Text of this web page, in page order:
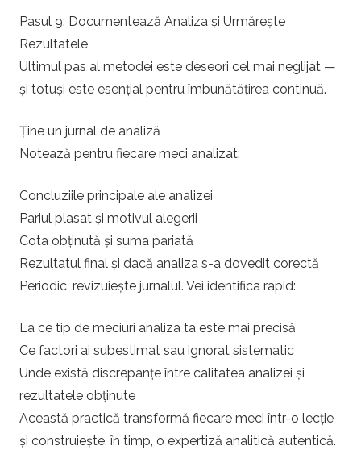
Pasul 9: Documentează Analiza și Urmărește
Rezultatele
Ultimul pas al metodei este deseori cel mai neglijat —
și totuși este esențial pentru îmbunătățirea continuă.
Ține un jurnal de analiză
Notează pentru fiecare meci analizat:
Concluziile principale ale analizei
Pariul plasat și motivul alegerii
Cota obținută și suma pariată
Rezultatul final și dacă analiza s-a dovedit corectă
Periodic, revizuiește jurnalul. Vei identifica rapid:
La ce tip de meciuri analiza ta este mai precisă
Ce factori ai subestimat sau ignorat sistematic
Unde există discrepanțe între calitatea analizei și
rezultatele obținute
Această practică transformă fiecare meci într-o lecție
și construiește, în timp, o expertiză analitică autentică.